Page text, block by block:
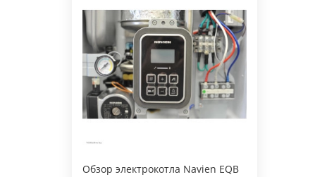
Обзор электрокотла Navien EQB